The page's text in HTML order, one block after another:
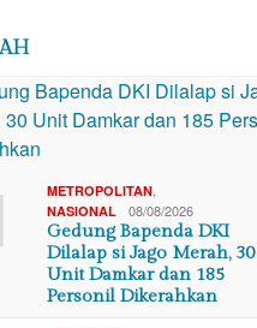
METROPOLITAN
NASIONAL 08/08/2026
Gedung Bapenda DKI
Dilalap si Jago Merah, 30
Unit Damkar dan 185
Personil Dikerahkan